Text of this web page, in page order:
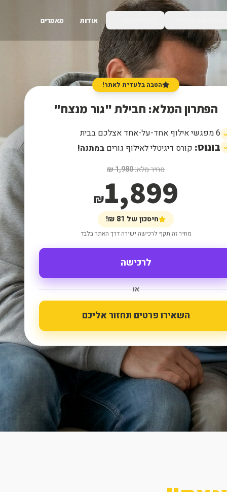
אודות מאמרים
הטבה בלעדית לאתר!
הפתרון המלא: חבילת "גור מנצח"
6 מפגשי אילוף אחד-על-אחד אצלכם בבית
בונוס: קורס דיגיטלי לאילוף גורים במתנה!
מחיר מלא:1,980 ₪
1,899
₪
חיסכון של 81 ₪!
מחיר זה תקף לרכישה ישירה דרך האתר בלבד
לרכישה
או
השאירו פרטים ונחזור אליכם